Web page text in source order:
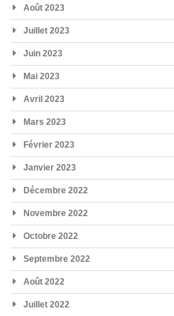
Août 2023
Juillet 2023
Juin 2023
Mai 2023
Avril 2023
Mars 2023
Février 2023
Janvier 2023
Décembre 2022
Novembre 2022
Octobre 2022
Septembre 2022
Août 2022
Juillet 2022